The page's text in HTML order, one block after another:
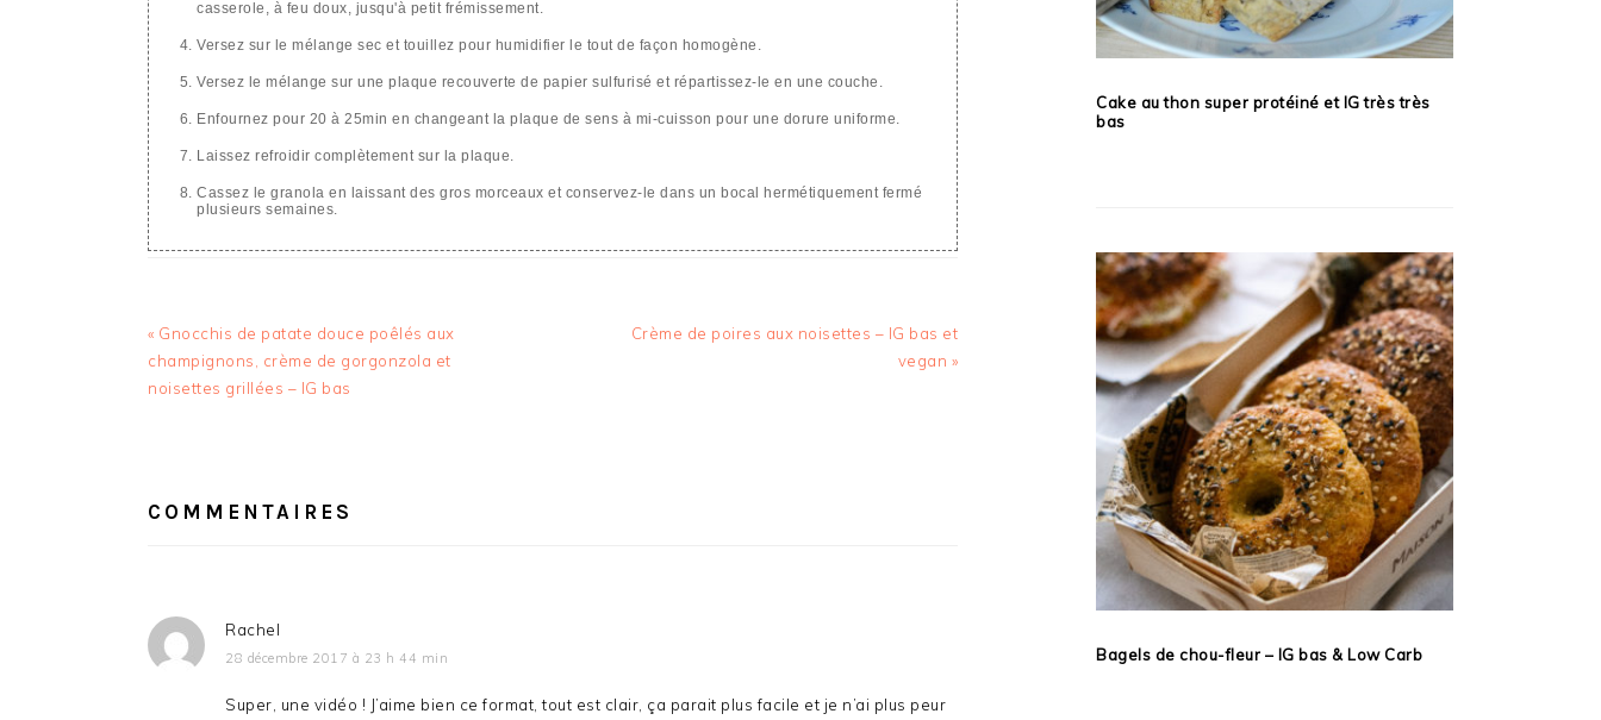
casserole, à feu doux, jusqu'à petit frémissement.
Versez sur le mélange sec et touillez pour humidifier le tout de façon homogène.
Versez le mélange sur une plaque recouverte de papier sulfurisé et répartissez-le en une couche.
Enfournez pour 20 à 25min en changeant la plaque de sens à mi-cuisson pour une dorure uniforme.
Laissez refroidir complètement sur la plaque.
Cassez le granola en laissant des gros morceaux et conservez-le dans un bocal hermétiquement fermé
plusieurs semaines.
Article
précédent
:
« Gnocchis de patate douce poêlés aux
champignons, crème de gorgonzola et
noisettes grillées – IG bas
Article
Crème de poires aux noisettes – IG bas et
vegan »
LECTEUR
COMMENTAIRES
Rachel
28 décembre 2017 à 23 h 44 min
Super, une vidéo ! J’aime bien ce format, tout est clair, ça parait plus facile et je n’ai plus peur
Cake au thon super protéiné et IG très très
bas
Bagels de chou-fleur – IG bas & Low Carb